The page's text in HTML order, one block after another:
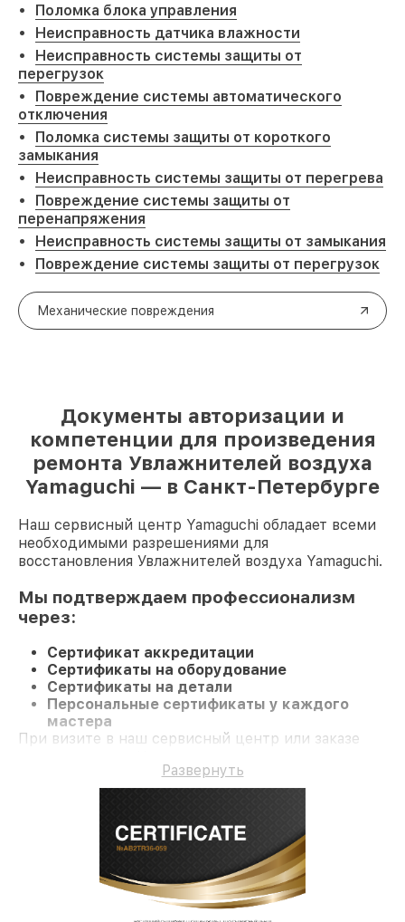
Поломка блока управления
Неисправность датчика влажности
Неисправность системы защиты от
перегрузок
Повреждение системы автоматического
отключения
Поломка системы защиты от короткого
замыкания
Неисправность системы защиты от перегрева
Повреждение системы защиты от
перенапряжения
Неисправность системы защиты от замыкания
Повреждение системы защиты от перегрузок
Механические повреждения
Документы авторизации и
компетенции для произведения
ремонта Увлажнителей воздуха
Yamaguchi — в Санкт-Петербурге
Наш сервисный центр Yamaguchi обладает всеми
необходимыми разрешениями для
восстановления Увлажнителей воздуха Yamaguchi.
Мы подтверждаем профессионализм
через:
Сертификат аккредитации
Сертификаты на оборудование
Сертификаты на детали
Персональные сертификаты у каждого
мастера
При визите в наш сервисный центр или заказе
получает компетентное обслуживание и
долгосрочную гарантию на ремонт и детали.
Развернуть